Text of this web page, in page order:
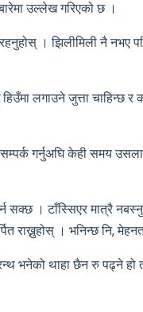
उल्लेख गरिएको छ ।
। झिलीमिली नै नभए
लगाउने जुत्ता चाहिन्छ र
गर्नुअघि केही समय
सक्छ । टाँस्सिएर मात्रै
राख्नुहोस् । भनिन्छ नि,
भनेको थाहा छैन रु पढ्ने